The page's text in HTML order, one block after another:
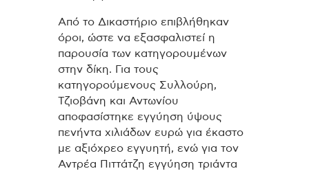
Από το Δικαστήριο επιβλήθηκαν
όροι, ώστε να εξασφαλιστεί η
παρουσία των κατηγορουμένων
στην δίκη. Για τους
κατηγορούμενους Συλλούρη,
Τζιοβάνη και Αντωνίου
αποφασίστηκε εγγύηση ύψους
πενήντα χιλιάδων ευρώ για έκαστο
με αξιόχρεο εγγυητή, ενώ για τον
Αντρέα Πιττάτζη εγγύηση τριάντα